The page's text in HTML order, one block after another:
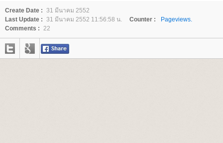
Create Date : 31 มีนาคม 2552
Last Update : 31 มีนาคม 2552 11:56:58 น. Counter :
Pageviews.
Comments : 22